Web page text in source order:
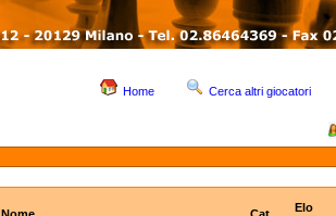
Home Cerca altri giocatori
Elo